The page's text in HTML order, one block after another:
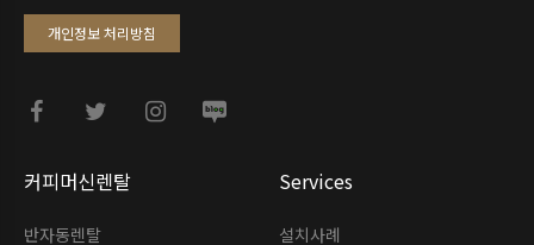
커피머신렌탈
반자동렌탈
Services
설치사례
개인정보 처리방침